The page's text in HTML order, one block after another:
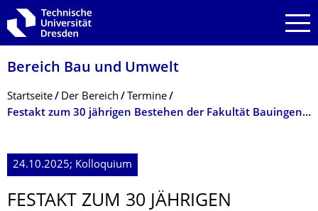
Zur Hauptnavigation springen
Zur Suche springen
Zum Inhalt springen
Bereich Bau und Umwelt
Breadcrumb-Menü
Startseite Der Bereich
Termine
Festakt zum 30 jährigen Bestehen der Fakultät Bauingenieurwesen an der TU Dresden
24.10.2025; Kolloquium
FESTAKT ZUM 30 JÄHRIGEN